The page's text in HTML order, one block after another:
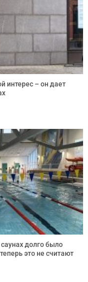
интерес – он дает
долго было
это не считают